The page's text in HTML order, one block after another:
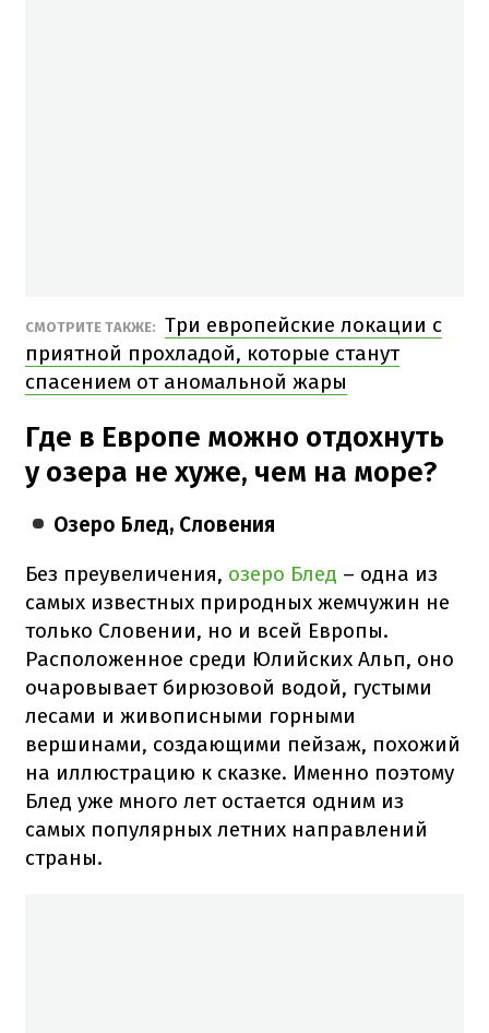
СМОТРИТЕ ТАКЖЕ: Три европейские локации с
приятной прохладой, которые станут
спасением от аномальной жары
Где в Европе можно отдохнуть
у озера не хуже, чем на море?
Озеро Блед, Словения
Без преувеличения, озеро Блед – одна из
самых известных природных жемчужин не
только Словении, но и всей Европы.
Расположенное среди Юлийских Альп, оно
очаровывает бирюзовой водой, густыми
лесами и живописными горными
вершинами, создающими пейзаж, похожий
на иллюстрацию к сказке. Именно поэтому
Блед уже много лет остается одним из
самых популярных летних направлений
страны.